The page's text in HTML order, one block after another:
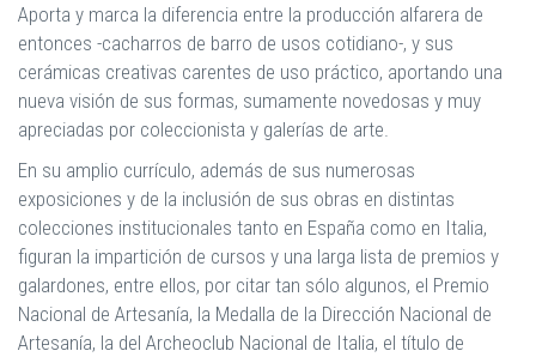
Aporta y marca la diferencia entre la producción alfarera de
entonces -cacharros de barro de usos cotidiano-, y sus
cerámicas creativas carentes de uso práctico, aportando una
nueva visión de sus formas, sumamente novedosas y muy
apreciadas por coleccionista y galerías de arte.
En su amplio currículo, además de sus numerosas
exposiciones y de la inclusión de sus obras en distintas
colecciones institucionales tanto en España como en Italia,
figuran la impartición de cursos y una larga lista de premios y
galardones, entre ellos, por citar tan sólo algunos, el Premio
Nacional de Artesanía, la Medalla de la Dirección Nacional de
Artesanía, la del Archeoclub Nacional de Italia, el título de